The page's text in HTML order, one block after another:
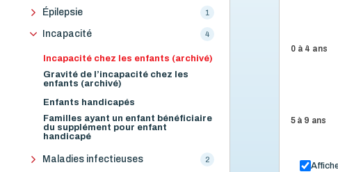
Épilepsie 1
Incapacité 4
Incapacité chez les enfants (archivé)
Gravité de l’incapacité chez les
enfants (archivé)
Enfants handicapés
Familles ayant un enfant bénéficiaire
du supplément pour enfant
handicapé
Maladies infectieuses 2
0 à 4 ans
5 à 9 ans